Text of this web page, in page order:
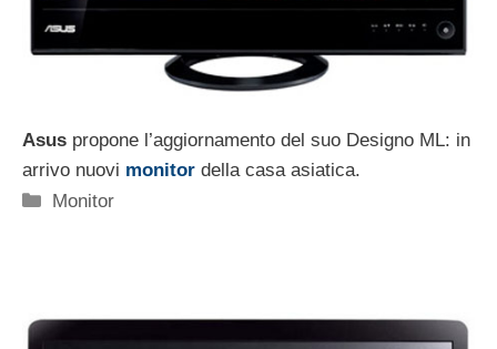
Asus propone l’aggiornamento del suo Designo ML: in
arrivo nuovi monitor della casa asiatica.
Categorie
Monitor